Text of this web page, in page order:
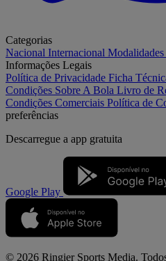
Categorias
Nacional Internacional Modalidades
Informações Legais
Política de Privacidade Ficha
Condições Sobre A Bola Livro de
Condições Comerciais Política de
preferências
Descarregue a app gratuita
Google Play
© 2026 Ringier Sports Media.